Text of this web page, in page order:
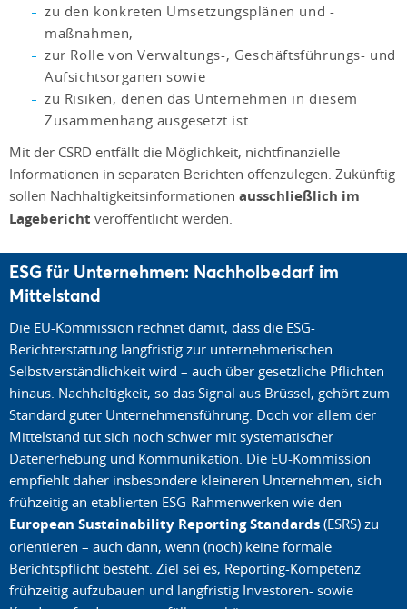
zu den konkreten Umsetzungsplänen und -
maßnahmen,
zur Rolle von Verwaltungs-, Geschäftsführungs- und
Aufsichtsorganen sowie
zu Risiken, denen das Unternehmen in diesem
Zusammenhang ausgesetzt ist.
Mit der CSRD entfällt die Möglichkeit, nichtfinanzielle
Informationen in separaten Berichten offenzulegen. Zukünftig
sollen Nachhaltigkeitsinformationen ausschließlich im
Lagebericht veröffentlicht werden.
ESG für Unternehmen: Nachholbedarf im
Mittelstand
Die EU-Kommission rechnet damit, dass die ESG-
Berichterstattung langfristig zur unternehmerischen
Selbstverständlichkeit wird – auch über gesetzliche Pflichten
hinaus. Nachhaltigkeit, so das Signal aus Brüssel, gehört zum
Standard guter Unternehmensführung. Doch vor allem der
Mittelstand tut sich noch schwer mit systematischer
Datenerhebung und Kommunikation. Die EU-Kommission
empfiehlt daher insbesondere kleineren Unternehmen, sich
frühzeitig an etablierten ESG-Rahmenwerken wie den
European Sustainability Reporting Standards (ESRS) zu
orientieren – auch dann, wenn (noch) keine formale
Berichtspflicht besteht. Ziel sei es, Reporting-Kompetenz
frühzeitig aufzubauen und langfristig Investoren- sowie